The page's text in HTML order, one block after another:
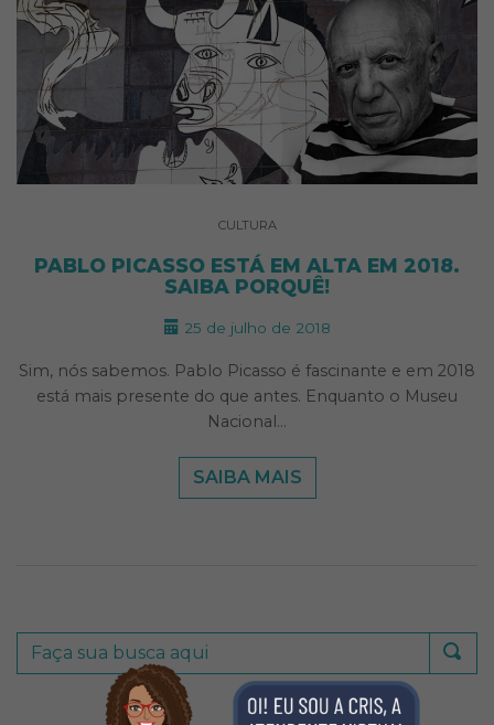
CULTURA
PABLO PICASSO ESTÁ EM ALTA EM 2018.
SAIBA PORQUÊ!
25 de julho de 2018
Sim, nós sabemos. Pablo Picasso é fascinante e em 2018
está mais presente do que antes. Enquanto o Museu
Nacional…
SAIBA MAIS